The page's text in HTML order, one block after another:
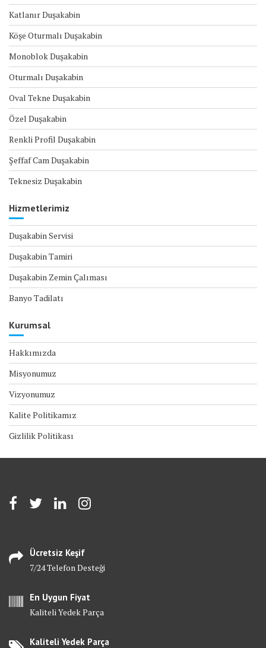
Katlanır Duşakabin
Köşe Oturmalı Duşakabin
Monoblok Duşakabin
Oturmalı Duşakabin
Oval Tekne Duşakabin
Özel Duşakabin
Renkli Profil Duşakabin
Şeffaf Cam Duşakabin
Teknesiz Duşakabin
Hizmetlerimiz
Duşakabin Servisi
Duşakabin Tamiri
Duşakabin Zemin Çalıması
Banyo Tadilatı
Kurumsal
Hakkımızda
Misyonumuz
Vizyonumuz
Kalite Politikamız
Gizlilik Politikası
Ücretsiz Keşif
7/24 Telefon Desteği
En Uygun Fiyat
Kaliteli Yedek Parça
Kaliteli Yedek Parça